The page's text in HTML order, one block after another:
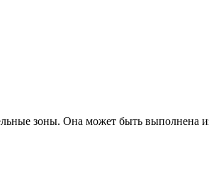
зоны. Она может быть выполнена